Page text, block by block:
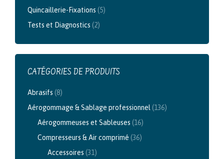
Quincaillerie-Fixations (5)
Tests et Diagnostics (2)
CATÉGORIES DE PRODUITS
Abrasifs (8)
Aérogommage & Sablage professionnel(136)
Aérogommeuses et Sableuses (16)
Compresseurs & Air comprimé (36)
Accessoires (31)